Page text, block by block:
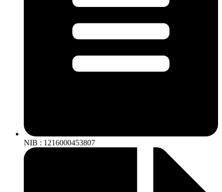
NIB : 1216000453807